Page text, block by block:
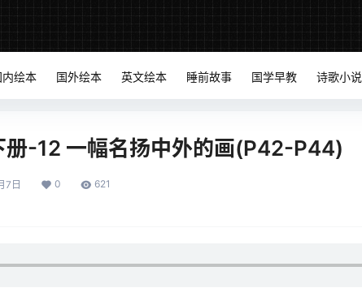
内绘本 国外绘本 英文绘本 睡前故事 国学早教 诗歌小说
册-12 一幅名扬中外的画(P42-P44)
7日 0 621